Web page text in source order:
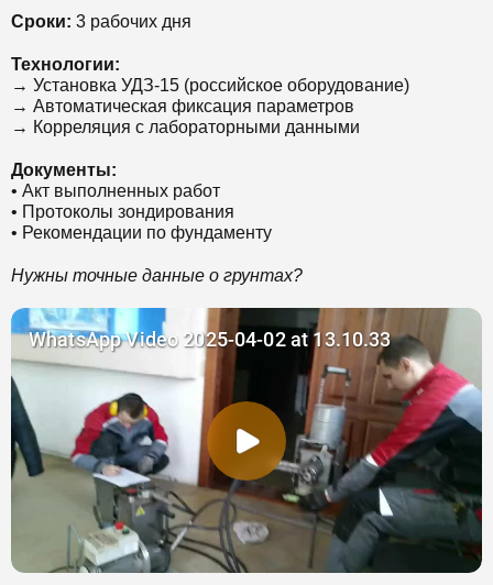
Сроки: 3 рабочих дня
Технологии:
→ Установка УДЗ-15 (российское оборудование)
→ Автоматическая фиксация параметров
→ Корреляция с лабораторными данными
Документы:
• Акт выполненных работ
• Протоколы зондирования
• Рекомендации по фундаменту
Нужны точные данные о грунтах?